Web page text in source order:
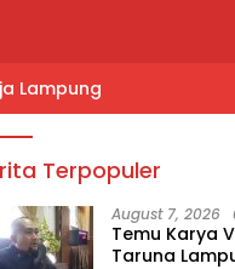
Lampung
Terpopuler
August 7, 2026
Temu Karya
Taruna